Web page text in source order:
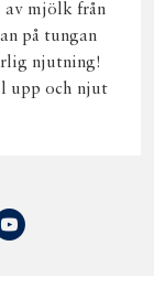
mjölk från
på tungan
njutning!
upp och njut
Youtube